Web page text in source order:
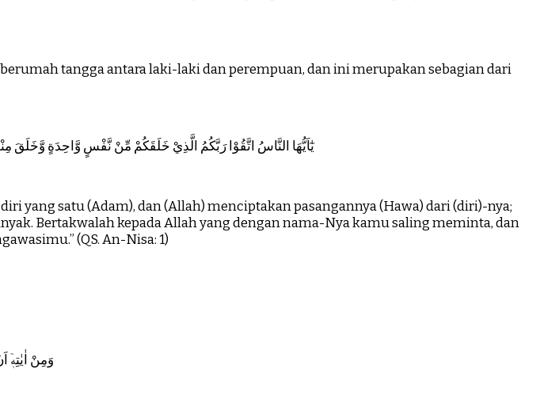
tangga antara laki-laki dan perempuan, dan ini merupakan sebagian dari
يٰٓاَيُّهَا النَّاسُ اتَّقُوْا رَبَّكُمُ الَّذِيْ خَلَقَكُمْ مِّنْ نَّفْسٍ وَّاحِدَةٍ وَّخَلَقَ
yang satu (Adam), dan (Allah) menciptakan pasangannya (Hawa) dari (diri)-nya;
Bertakwalah kepada Allah yang dengan nama-Nya kamu saling meminta, dan
(QS. An-Nisa: 1)
وَمِنْ اٰيٰتِهٖٓ